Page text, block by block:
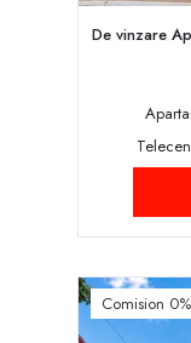
De vinzare
Comision 0%